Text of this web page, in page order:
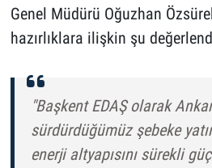
Genel Müdürü Oğuzhan
hazırlıklara ilişkin şu
"Başkent EDAŞ olarak
sürdürdüğümüz şebeke
enerji altyapısını sürekli